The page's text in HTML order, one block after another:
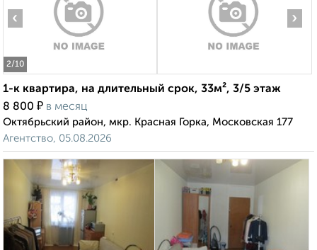
2/10
‹ ›
1-к квартира, на длительный срок, 33м², 3/5 этаж
8 800 ₽ в месяц
Октябрьский район, мкр. Красная Горка, Московская 177
Агентство, 05.08.2026